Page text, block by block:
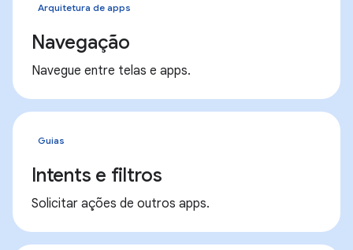
Arquitetura de apps
Navegação
Navegue entre telas e apps.
Guias
Intents e filtros
Solicitar ações de outros apps.